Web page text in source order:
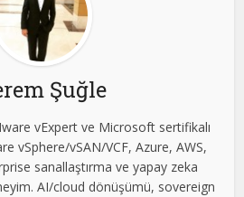
Şuğle
vExpert ve Microsoft sertifikalı
vSphere/vSAN/VCF, Azure, AWS,
sanallaştırma ve yapay zeka
AI/cloud dönüşümü, sovereign